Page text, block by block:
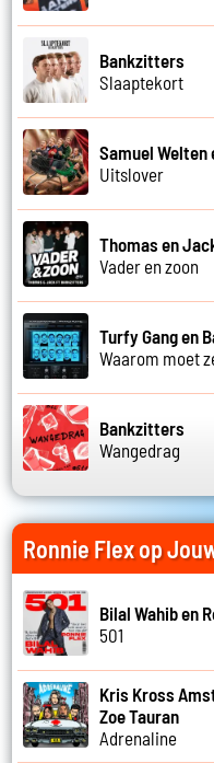
Bankzitters
Slaaptekort
Samuel
Uitslover
Thomas en
Vader en zoon
Turfy Gang en
Waarom moet
Bankzitters
Wangedrag
Ronnie Flex op
Bilal Wahib en
501
Kris Kross
Zoe Tauran
Adrenaline